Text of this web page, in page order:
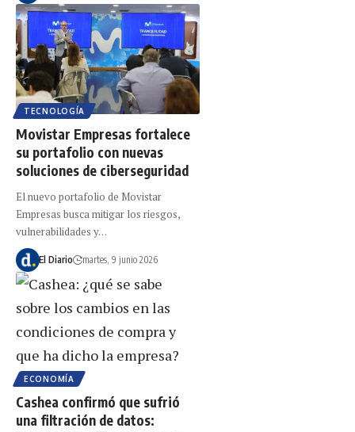
TECNOLOGÍA
Movistar Empresas fortalece
su portafolio con nuevas
soluciones de ciberseguridad
El nuevo portafolio de Movistar
Empresas busca mitigar los riesgos,
vulnerabilidades y…
El Diario martes, 9 junio 2026
ECONOMÍA
Cashea confirmó que sufrió
una filtración de datos: